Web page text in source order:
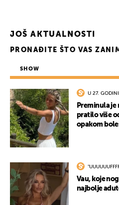
JOŠ AKTUALNOSTI
PRONAĐITE ŠTO VAS
SHOW
U 27. GODINI
Preminula
pratilo više
opakom
Vau, koje
najbolje